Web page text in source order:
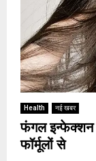
Health नई खबर
फंगल इन्फेक्शन
फॉर्मूलों से